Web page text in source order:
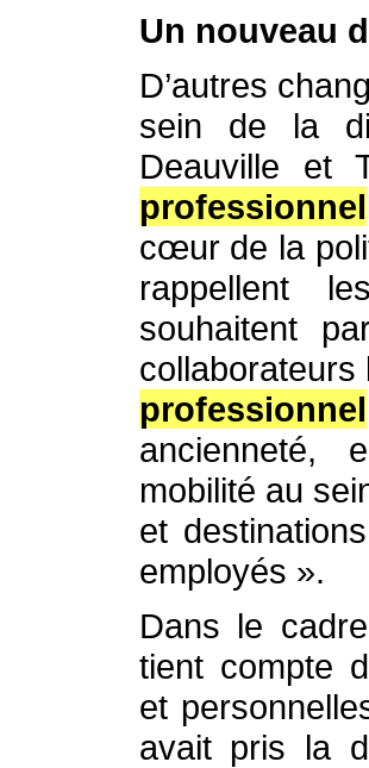
Un nouveau
D’autres
sein de la
Deauville et
professionnel
cœur de la
rappellent
souhaitent
professionnel
ancienneté,
mobilité au
et
employés ».
Dans le
tient compte
et
avait pris la